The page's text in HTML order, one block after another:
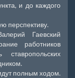
и до каждого
перспективу.
Гаевский
работников
полным ходом.